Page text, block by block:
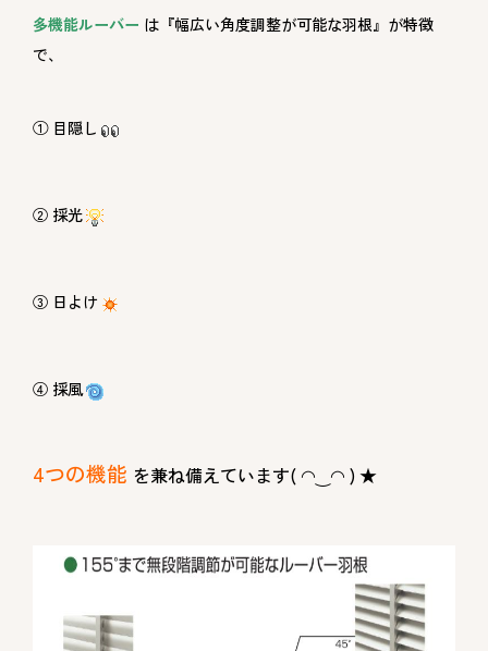
多機能ルーバー は『幅広い角度調整が可能な羽根』が特徴
で、
① 目隠し
② 採光
③ 日よけ
④ 採風
4つの機能 を兼ね備えています( ◠‿◠ ) ★